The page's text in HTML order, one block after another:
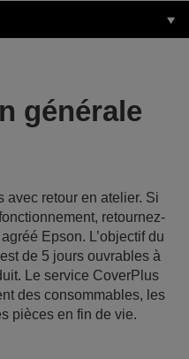
générale
avec retour en atelier. Si
retournez-
Epson. L’objectif du
de 5 jours ouvrables à
Le service CoverPlus
des consommables, les
pièces en fin de vie.